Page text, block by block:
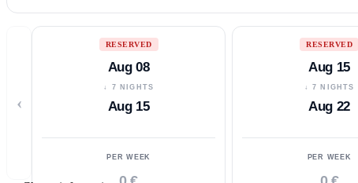
‹
RESERVED
Aug 08
↓ 7 NIGHTS
Aug 15
PER WEEK
RESERVED
Aug 15
↓ 7 NIGHTS
Aug 22
PER WEEK